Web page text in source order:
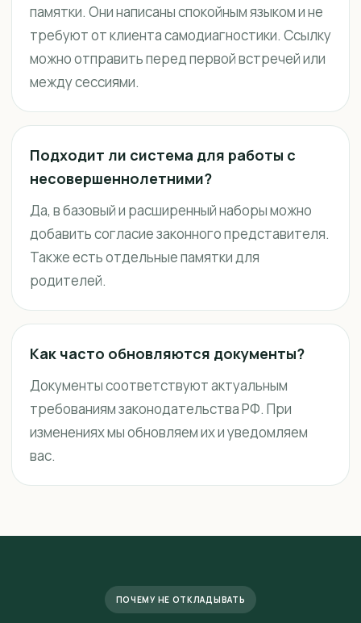
памятки. Они написаны спокойным языком и не
требуют от клиента самодиагностики. Ссылку
можно отправить перед первой встречей или
между сессиями.
Подходит ли система для работы с
несовершеннолетними?
Да, в базовый и расширенный наборы можно
добавить согласие законного представителя.
Также есть отдельные памятки для
родителей.
Как часто обновляются документы?
Документы соответствуют актуальным
требованиям законодательства РФ. При
изменениях мы обновляем их и уведомляем
вас.
ПОЧЕМУ НЕ ОТКЛАДЫВАТЬ